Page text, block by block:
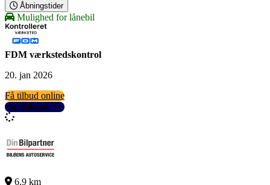
Åbningstider
Mulighed for lånebil
FDM værkstedskontrol
20. jan 2026
Få tilbud online
Se detaljer
6,9 km